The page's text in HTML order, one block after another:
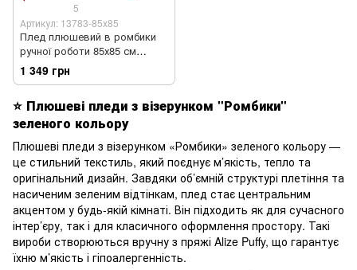
5
Артикул: 13783-85х85
Плед плюшевий в ромбики
ручної роботи 85х85 см
фісташковий колір
1 349 грн
⭐ Плюшеві пледи з візерунком "Ромбики"
зеленого кольору
Плюшеві пледи з візерунком «Ромбики» зеленого кольору —
це стильний текстиль, який поєднує м’якість, тепло та
оригінальний дизайн. Завдяки об’ємній структурі плетіння та
насиченим зеленим відтінкам, плед стає центральним
акцентом у будь-якій кімнаті. Він підходить як для сучасного
інтер’єру, так і для класичного оформлення простору. Такі
вироби створюються вручну з пряжі Alize Puffy, що гарантує
їхню м’якість і гіпоалергенність.